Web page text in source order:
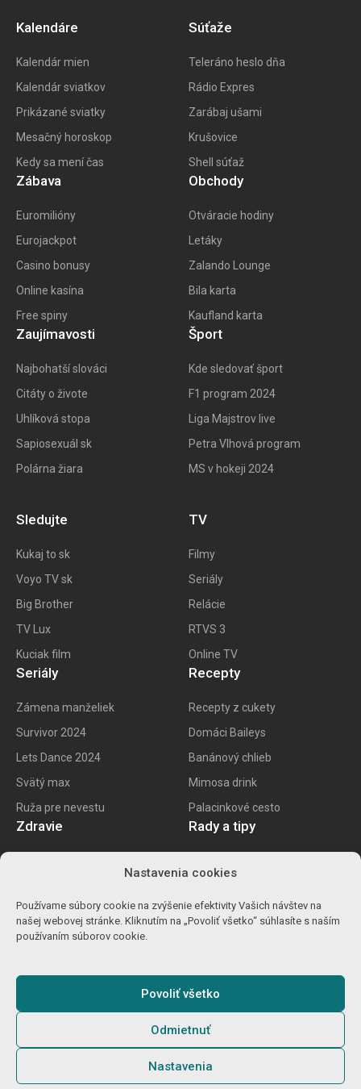
Nastavenia cookies
Používame súbory cookie na zvýšenie efektivity Vašich návštev na
našej webovej stránke. Kliknutím na „Povoliť všetko“ súhlasíte s naším
používaním súborov cookie.
Povoliť všetko
Odmietnuť
Nastavenia
Kalendáre
Kalendár mien
Kalendár sviatkov
Prikázané sviatky
Mesačný horoskop
Kedy sa mení čas
Súťaže
Teleráno heslo dňa
Rádio Expres
Zarábaj ušami
Krušovice
Shell súťaž
Zábava
Euromilióny
Eurojackpot
Casino bonusy
Online kasína
Free spiny
Obchody
Otváracie hodiny
Letáky
Zalando Lounge
Bila karta
Kaufland karta
Zaujímavosti
Najbohatší slováci
Citáty o živote
Uhlíková stopa
Sapiosexuál sk
Polárna žiara
Šport
Kde sledovať šport
F1 program 2024
Liga Majstrov live
Petra Vlhová program
MS v hokeji 2024
Sledujte
Kukaj to sk
Voyo TV sk
Big Brother
TV Lux
Kuciak film
TV
Filmy
Seriály
Relácie
RTVS 3
Online TV
Seriály
Zámena manželiek
Survivor 2024
Lets Dance 2024
Svätý max
Ruža pre nevestu
Recepty
Recepty z cukety
Domáci Baileys
Banánový chlieb
Mimosa drink
Palacinkové cesto
Zdravie
Ako znížiť cholesterol
Ůľava pri migréne
Rady a tipy
Ako na životopis
© 2025
GDPR
Cookies
Zodpovedné hranie